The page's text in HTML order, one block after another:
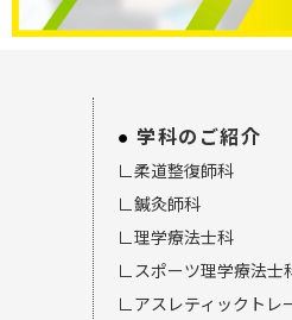
学科のご紹介
∟柔道整復師科
∟鍼灸師科
∟理学療法士科
∟スポーツ理学療法士
∟アスレティックトレ